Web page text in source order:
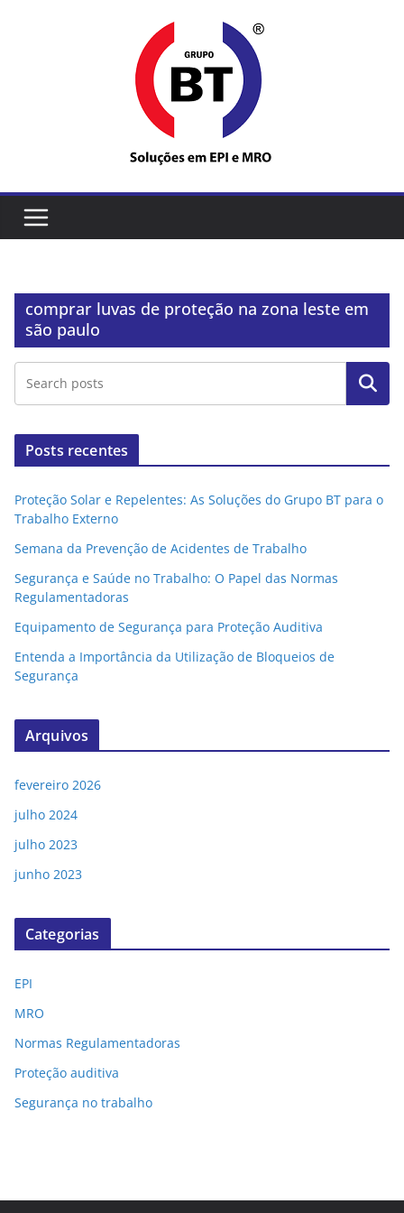
comprar luvas de proteção na zona leste em
são paulo
Pesquisar
Posts recentes
Proteção Solar e Repelentes: As Soluções do Grupo BT para o
Trabalho Externo
Semana da Prevenção de Acidentes de Trabalho
Segurança e Saúde no Trabalho: O Papel das Normas
Regulamentadoras
Equipamento de Segurança para Proteção Auditiva
Entenda a Importância da Utilização de Bloqueios de
Segurança
Arquivos
fevereiro 2026
julho 2024
julho 2023
junho 2023
Categorias
EPI
MRO
Normas Regulamentadoras
Proteção auditiva
Segurança no trabalho